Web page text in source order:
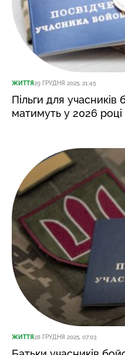
ЖИТТЯ29 ГРУДНЯ 2025, 21:45
Пільги для учасників
матимуть у 2026 році
ЖИТТЯ28 ГРУДНЯ 2025, 07:03